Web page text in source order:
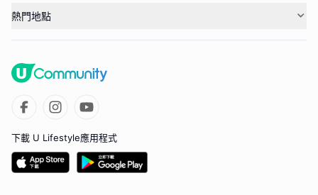
熱門地點
下載 U Lifestyle應用程式